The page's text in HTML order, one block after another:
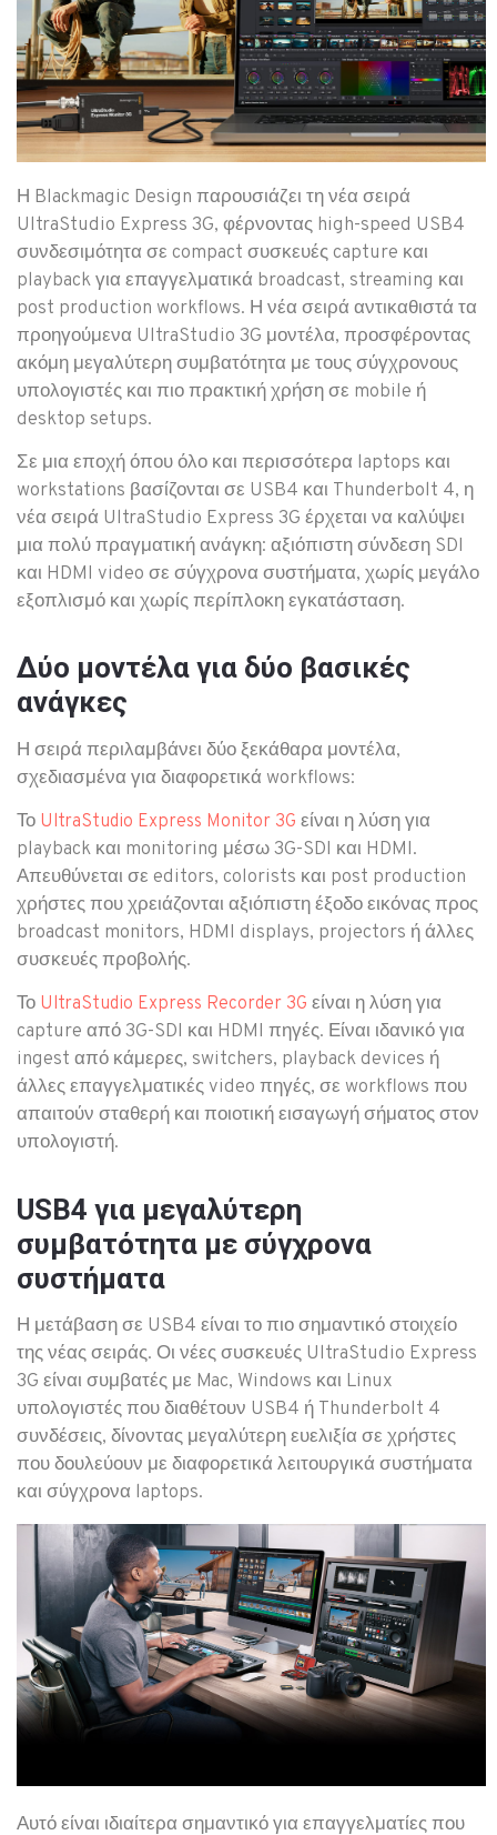
Η Blackmagic Design παρουσιάζει τη νέα σειρά
UltraStudio Express 3G, φέρνοντας high-speed USB4
συνδεσιμότητα σε compact συσκευές capture και
playback για επαγγελματικά broadcast, streaming και
post production workflows. Η νέα σειρά αντικαθιστά τα
προηγούμενα UltraStudio 3G μοντέλα, προσφέροντας
ακόμη μεγαλύτερη συμβατότητα με τους σύγχρονους
υπολογιστές και πιο πρακτική χρήση σε mobile ή
desktop setups.
Σε μια εποχή όπου όλο και περισσότερα laptops και
workstations βασίζονται σε USB4 και Thunderbolt 4, η
νέα σειρά UltraStudio Express 3G έρχεται να καλύψει
μια πολύ πραγματική ανάγκη: αξιόπιστη σύνδεση SDI
και HDMI video σε σύγχρονα συστήματα, χωρίς μεγάλο
εξοπλισμό και χωρίς περίπλοκη εγκατάσταση.
Δύο μοντέλα για δύο βασικές
ανάγκες
Η σειρά περιλαμβάνει δύο ξεκάθαρα μοντέλα,
σχεδιασμένα για διαφορετικά workflows:
Το UltraStudio Express Monitor 3G είναι η λύση για
playback και monitoring μέσω 3G-SDI και HDMI.
Απευθύνεται σε editors, colorists και post production
χρήστες που χρειάζονται αξιόπιστη έξοδο εικόνας προς
broadcast monitors, HDMI displays, projectors ή άλλες
συσκευές προβολής.
Το UltraStudio Express Recorder 3G είναι η λύση για
capture από 3G-SDI και HDMI πηγές. Είναι ιδανικό για
ingest από κάμερες, switchers, playback devices ή
άλλες επαγγελματικές video πηγές, σε workflows που
απαιτούν σταθερή και ποιοτική εισαγωγή σήματος στον
υπολογιστή.
USB4 για μεγαλύτερη
συμβατότητα με σύγχρονα
συστήματα
Η μετάβαση σε USB4 είναι το πιο σημαντικό στοιχείο
της νέας σειράς. Οι νέες συσκευές UltraStudio Express
3G είναι συμβατές με Mac, Windows και Linux
υπολογιστές που διαθέτουν USB4 ή Thunderbolt 4
συνδέσεις, δίνοντας μεγαλύτερη ευελιξία σε χρήστες
που δουλεύουν με διαφορετικά λειτουργικά συστήματα
και σύγχρονα laptops.
Αυτό είναι ιδιαίτερα σημαντικό για επαγγελματίες που